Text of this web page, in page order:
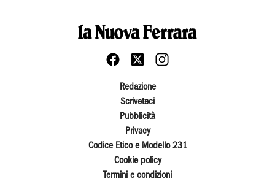
Redazione
Scriveteci
Pubblicità
Privacy
Codice Etico e Modello 231
Cookie policy
Termini e condizioni